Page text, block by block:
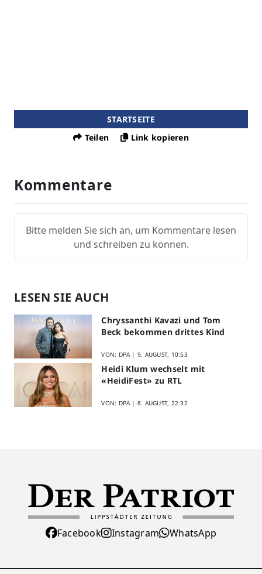
STARTSEITE
Teilen
Link kopieren
Kommentare
Bitte melden Sie sich an, um Kommentare lesen
und schreiben zu können.
LESEN SIE AUCH
Chryssanthi Kavazi und Tom
Beck bekommen drittes Kind
VON: DPA | 9. AUGUST, 10:53
Heidi Klum wechselt mit
«HeidiFest» zu RTL
VON: DPA | 8. AUGUST, 22:32
Facebook Instagram WhatsApp